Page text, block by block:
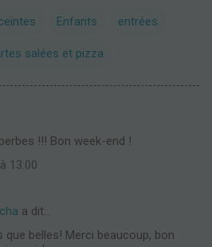
Enfants entrées
salées et pizza
!!! Bon week-end !
13:00
a dit…
que belles! Merci beaucoup, bon